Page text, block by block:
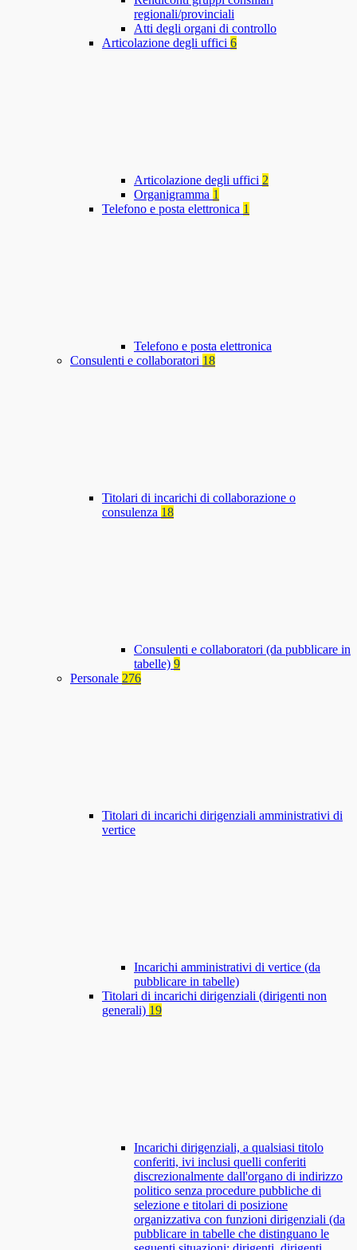
regionali/provinciali
Atti degli organi di controllo
Articolazione degli uffici 6
Articolazione degli uffici 2
Organigramma 1
Telefono e posta elettronica 1
Telefono e posta elettronica
Consulenti e collaboratori 18
Titolari di incarichi di collaborazione o
consulenza 18
Consulenti e collaboratori (da pubblicare in
tabelle) 9
Personale 276
Titolari di incarichi dirigenziali amministrativi di
vertice
Incarichi amministrativi di vertice (da
pubblicare in tabelle)
Titolari di incarichi dirigenziali (dirigenti non
generali) 19
Incarichi dirigenziali, a qualsiasi titolo
conferiti, ivi inclusi quelli conferiti
discrezionalmente dall'organo di indirizzo
politico senza procedure pubbliche di
selezione e titolari di posizione
organizzativa con funzioni dirigenziali (da
pubblicare in tabelle che distinguano le